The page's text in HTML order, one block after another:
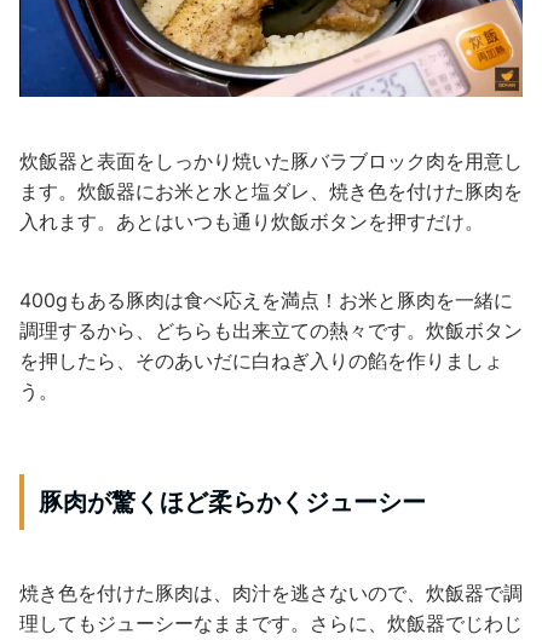
炊飯器と表面をしっかり焼いた豚バラブロック肉を用意し
ます。炊飯器にお米と水と塩ダレ、焼き色を付けた豚肉を
入れます。あとはいつも通り炊飯ボタンを押すだけ。
400gもある豚肉は食べ応えを満点！お米と豚肉を一緒に
調理するから、どちらも出来立ての熱々です。炊飯ボタン
を押したら、そのあいだに白ねぎ入りの餡を作りましょ
う。
豚肉が驚くほど柔らかくジューシー
焼き色を付けた豚肉は、肉汁を逃さないので、炊飯器で調
理してもジューシーなままです。さらに、炊飯器でじわじ